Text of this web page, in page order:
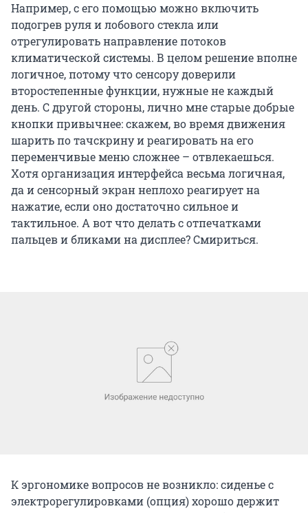
Например, с его помощью можно включить
подогрев руля и лобового стекла или
отрегулировать направление потоков
климатической системы. В целом решение вполне
логичное, потому что сенсору доверили
второстепенные функции, нужные не каждый
день. С другой стороны, лично мне старые добрые
кнопки привычнее: скажем, во время движения
шарить по тачскрину и реагировать на его
переменчивые меню сложнее – отвлекаешься.
Хотя организация интерфейса весьма логичная,
да и сенсорный экран неплохо реагирует на
нажатие, если оно достаточно сильное и
тактильное. А вот что делать с отпечатками
пальцев и бликами на дисплее? Смириться.
К эргономике вопросов не возникло: сиденье с
электрорегулировками (опция) хорошо держит